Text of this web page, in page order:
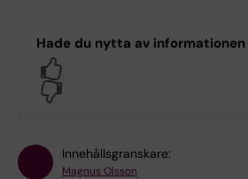
Hade du nytta av
Innehållsgranskare:
Magnus Olsson